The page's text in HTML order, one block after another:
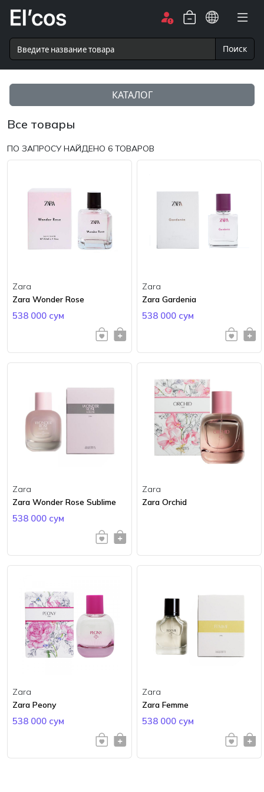
Поиск
КАТАЛОГ
Все товары
ПО ЗАПРОСУ НАЙДЕНО 6 ТОВАРОВ
Zara
Zara Wonder Rose
538 000 сум
Zara
Zara Gardenia
538 000 сум
Zara
Zara Wonder Rose Sublime
538 000 сум
Zara
Zara Orchid
Zara
Zara Peony
538 000 сум
Zara
Zara Femme
538 000 сум